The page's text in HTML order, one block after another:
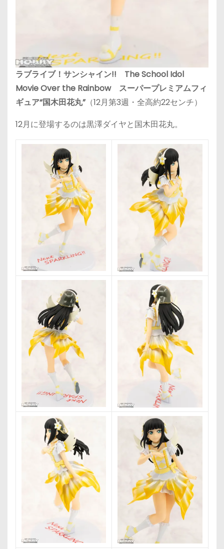
ラブライブ！サンシャイン!! The School Idol
Movie Over the Rainbow スーパープレミアムフィ
ギュア“国木田花丸”（12月第3週・全高約22センチ）
12月に登場するのは黒澤ダイヤと国木田花丸。